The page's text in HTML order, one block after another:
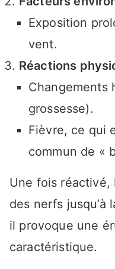
Exposition
vent.
Réactions
Changements
grossesse).
Fièvre, ce qui
commun de «
Une fois réactivé,
des nerfs jusqu’à
il provoque une
caractéristique.